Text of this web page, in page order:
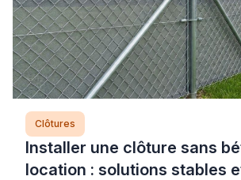
Clôtures
Installer une clôture sans
location : solutions stables